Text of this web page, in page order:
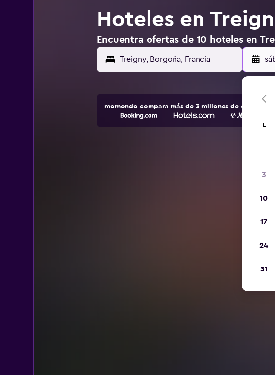
Hoteles en
Encuentra ofertas de 10 hoteles en
momondo compara más de 3 millones de opciones
L
3
10
17
24
31